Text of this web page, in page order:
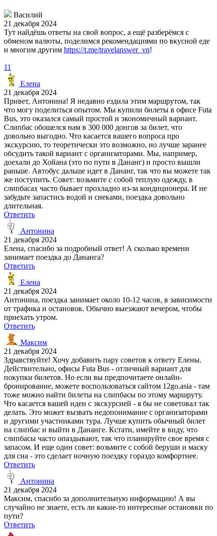
Василий
21 декабря 2024
Тут найдёшь ответы на свой вопрос, а ещё разберёмся с
обменом валюты, поделимся рекомендациями по вкусной еде
и многим другим https://t.me/travelanswer_vn!
11
Елена
21 декабря 2024
Привет, Антонина! Я недавно ездила этим маршрутом, так
что могу поделиться опытом. Мы купили билеты в офисе Futa
Bus, это оказался самый простой и экономичный вариант.
Слипбас обошелся нам в 300 000 донгов за билет, что
довольно выгодно. Что касается вашего вопроса про
экскурсию, то теоретически это возможно, но лучше заранее
обсудить такой вариант с организаторами. Мы, например,
доехали до Хойана (это по пути в Дананг) и просто вышли
раньше. Автобус дальше идет в Дананг, так что вы можете так
же поступить. Совет: возьмите с собой теплую одежду, в
слипбасах часто бывает прохладно из-за кондиционера. И не
забудьте запастись водой и снеками, поездка довольно
длительная.
Ответить
Антонина
21 декабря 2024
Елена, спасибо за подробный ответ! А сколько времени
занимает поездка до Дананга?
Ответить
Елена
21 декабря 2024
Антонина, поездка занимает около 10-12 часов, в зависимости
от трафика и остановок. Обычно выезжают вечером, чтобы
приехать утром.
Ответить
Максим
21 декабря 2024
Здравствуйте! Хочу добавить пару советов к ответу Елены.
Действительно, офисы Futa Bus - отличный вариант для
покупки билетов. Но если вы предпочитаете онлайн-
бронирование, можете воспользоваться сайтом 12go.asia - там
тоже можно найти билеты на слипбасы по этому маршруту.
Что касается вашей идеи с экскурсией - я бы не советовал так
делать. Это может вызвать недопонимание с организаторами
и другими участниками тура. Лучше купить обычный билет
на слипбас и выйти в Дананге. Кстати, имейте в виду, что
слипбасы часто опаздывают, так что планируйте свое время с
запасом. И еще один совет: возьмите с собой беруши и маску
для сна - это сделает ночную поездку гораздо комфортнее.
Ответить
Антонина
21 декабря 2024
Максим, спасибо за дополнительную информацию! А вы
случайно не знаете, есть ли какие-то интересные остановки по
пути?
Ответить